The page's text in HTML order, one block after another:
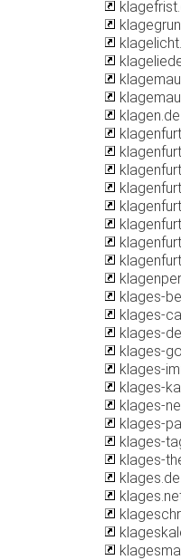
klagen.de
klages-
klages-
klages-
klages-
klages-
klages-
klages-
klages-
klages-
klages-
klages.de